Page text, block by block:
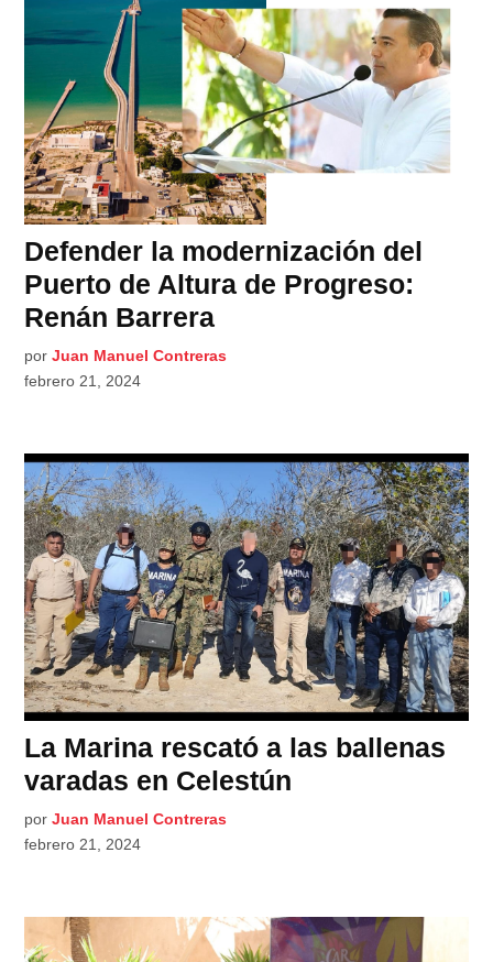
Defender la modernización del
Puerto de Altura de Progreso:
Renán Barrera
por Juan Manuel Contreras
febrero 21, 2024
La Marina rescató a las ballenas
varadas en Celestún
por Juan Manuel Contreras
febrero 21, 2024